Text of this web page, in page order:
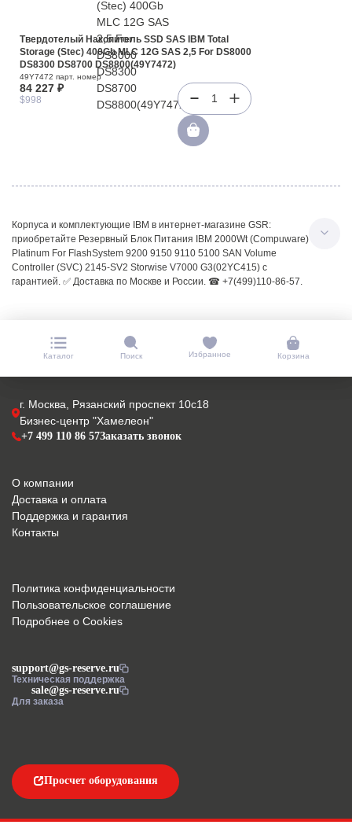
Твердотелый Накопитель SSD SAS IBM Total
Storage (Stec) 400Gb MLC 12G SAS 2,5 For DS8000
DS8300 DS8700 DS8800(49Y7472)
49Y7472 парт. номер
84 227 ₽
$998 1
Корпуса и комплектующие IBM в интернет-магазине GSR:
приобретайте Резервный Блок Питания IBM 2000Wt (Compuware)
Platinum For FlashSystem 9200 9150 9110 5100 SAN Volume
Controller (SVC) 2145-SV2 Storwise V7000 G3(02YC415) с
гарантией. ✅ Доставка по Москве и России. ☎ +7(499)110-86-57.
Каталог Поиск Избранное Корзина
г. Москва, Рязанский проспект 10с18
Бизнес-центр "Хамелеон"
+7 499 110 86 57Заказать звонок
support@gs-reserve.ru
Техническая поддержка
sale@gs-reserve.ru
Для заказа
О компании
Доставка и оплата
Поддержка и гарантия
Контакты
Просчет оборудования
Политика конфиденциальности
Пользовательское соглашение
Подробнее о Cookies